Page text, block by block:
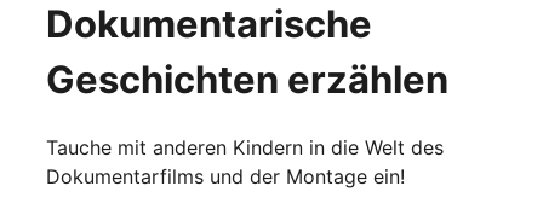
Dokumentarische
Geschichten erzählen
Tauche mit anderen Kindern in die Welt des
Dokumentarfilms und der Montage ein!